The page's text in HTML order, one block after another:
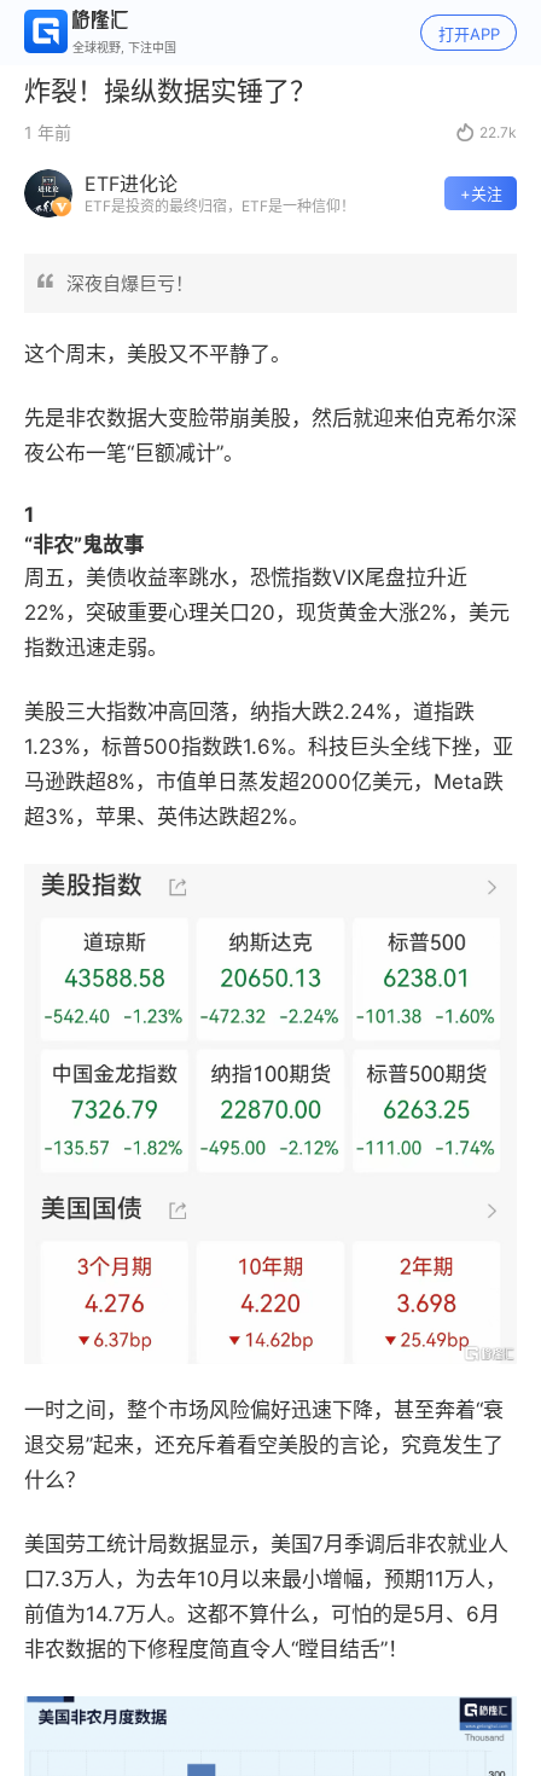
全球视野, 下注中国
打开APP
炸裂！操纵数据实锤了？
1 年前  22.7k
ETF进化论
ETF是投资的最终归宿，ETF是一种信仰！
+关注
深夜自爆巨亏！
这个周末，美股又不平静了。
先是非农数据大变脸带崩美股，然后就迎来伯克希尔深
夜公布一笔“巨额减计”。
1
“非农”鬼故事
周五，美债收益率跳水，恐慌指数VIX尾盘拉升近
22%，突破重要心理关口20，现货黄金大涨2%，美元
指数迅速走弱。
美股三大指数冲高回落，纳指大跌2.24%，道指跌
1.23%，标普500指数跌1.6%。科技巨头全线下挫，亚
马逊跌超8%，市值单日蒸发超2000亿美元，Meta跌
超3%，苹果、英伟达跌超2%。
一时之间，整个市场风险偏好迅速下降，甚至奔着“衰
退交易”起来，还充斥着看空美股的言论，究竟发生了
什么？
美国劳工统计局数据显示，美国7月季调后非农就业人
口7.3万人，为去年10月以来最小增幅，预期11万人，
前值为14.7万人。这都不算什么，可怕的是5月、6月
非农数据的下修程度简直令人“瞠目结舌”！